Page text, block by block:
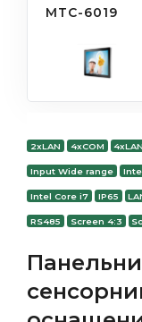
МТС-6019
2xLAN 4xCOM 4xLAN
Input Wide range
Intel Core i7 IP65
RS485 Screen 4:3